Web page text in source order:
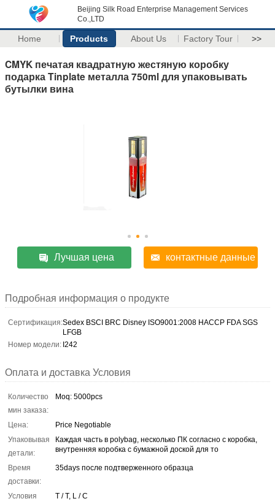
Beijing Silk Road Enterprise Management Services
Co.,LTD
Home Products About Us Factory Tour >>
CMYK печатая квадратную жестяную коробку
подарка Tinplate металла 750ml для упаковывать
бутылки вина
Лучшая цена контактные данные
Подробная информация о продукте
Сертификация:Sedex BSCI BRC Disney ISO9001:2008 HACCP FDA SGS
LFGB
Номер модели: I242
Оплата и доставка Условия
Количество
мин заказа:
Moq: 5000pcs
Цена:
Price Negotiable
Упаковывая
детали:
Каждая часть в polybag, несколько ПК согласно с коробка,
внутренняя коробка с бумажной доской для то
Время
доставки:
35days после подтверженного образца
Условия
T / T, L / C